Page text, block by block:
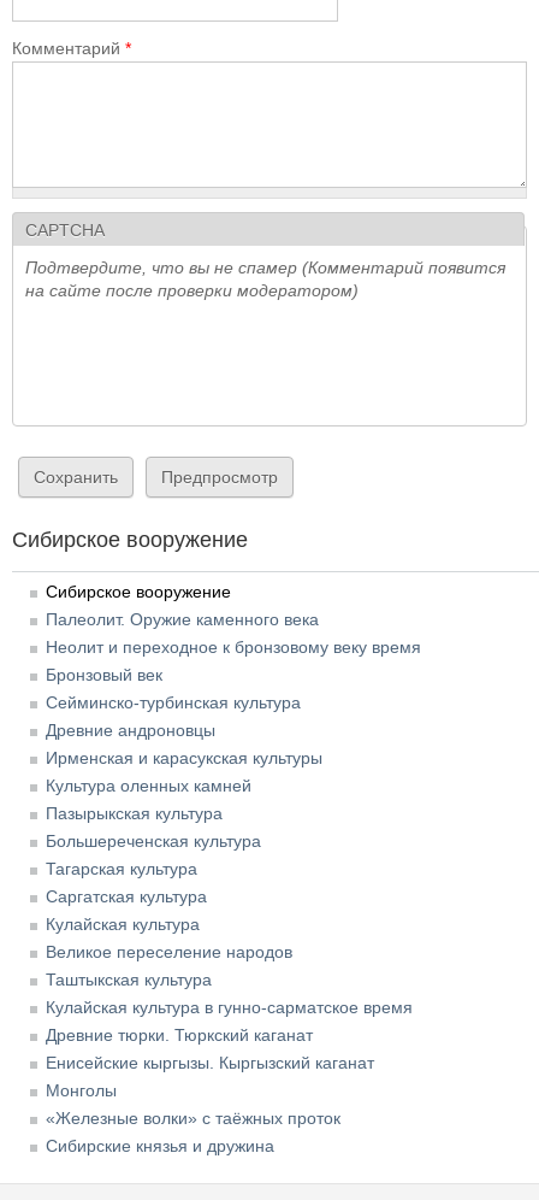
Комментарий *
CAPTCHA
Подтвердите, что вы не спамер (Комментарий появится
на сайте после проверки модератором)
Сибирское вооружение
Сибирское вооружение
Палеолит. Оружие каменного века
Неолит и переходное к бронзовому веку время
Бронзовый век
Сейминско-турбинская культура
Древние андроновцы
Ирменская и карасукская культуры
Культура оленных камней
Пазырыкская культура
Большереченская культура
Тагарская культура
Саргатская культура
Кулайская культура
Великое переселение народов
Таштыкская культура
Кулайская культура в гунно-сарматское время
Древние тюрки. Тюркский каганат
Енисейские кыргызы. Кыргызский каганат
Монголы
«Железные волки» с таёжных проток
Сибирские князья и дружина